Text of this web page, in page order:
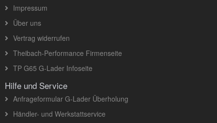
Impressum
Über uns
Vertrag widerrufen
Theibach-Performance Firmenseite
TP G65 G-Lader Infoseite
Hilfe und Service
Anfrageformular G-Lader Überholung
Händler- und Werkstattservice